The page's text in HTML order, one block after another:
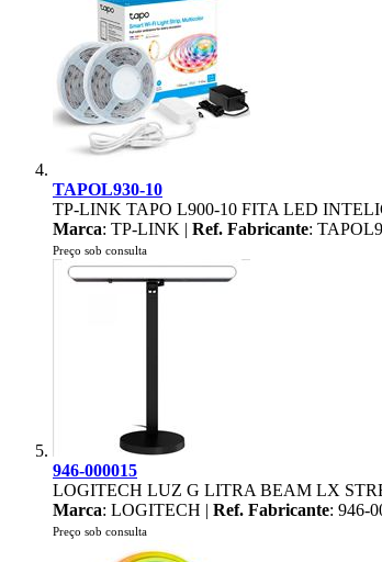
TAPOL930-10
TP-LINK TAPO L900-10 FITA LED
Marca: TP-LINK | Ref. Fabricante:
Preço sob consulta
946-000015
LOGITECH LUZ G LITRA BEAM LX
Marca: LOGITECH | Ref. Fabricante: 946-
Preço sob consulta